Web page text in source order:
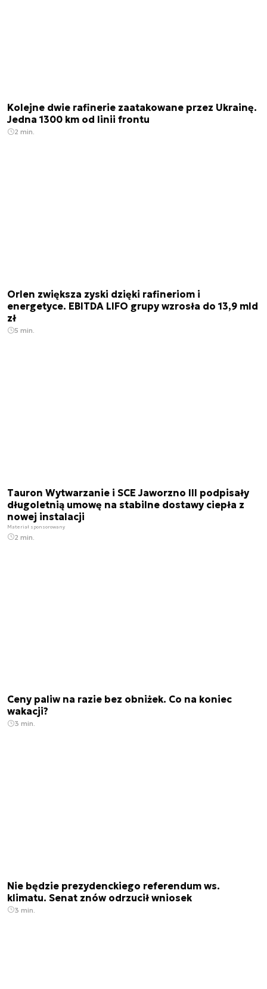
Kolejne dwie rafinerie zaatakowane przez Ukrainę.
Jedna 1300 km od linii frontu
2 min.
Orlen zwiększa zyski dzięki rafineriom i
energetyce. EBITDA LIFO grupy wzrosła do 13,9 mld
zł
5 min.
Tauron Wytwarzanie i SCE Jaworzno III podpisały
długoletnią umowę na stabilne dostawy ciepła z
nowej instalacji
Materiał sponsorowany
2 min.
Ceny paliw na razie bez obniżek. Co na koniec
wakacji?
3 min.
Nie będzie prezydenckiego referendum ws.
klimatu. Senat znów odrzucił wniosek
3 min.